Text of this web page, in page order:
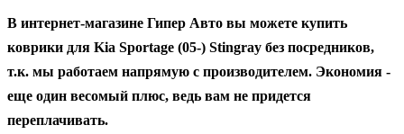
В интернет-магазине Гипер Авто вы можете купить
коврики для Kia Sportage (05-) Stingray без посредников,
т.к. мы работаем напрямую с производителем. Экономия -
еще один весомый плюс, ведь вам не придется
переплачивать.